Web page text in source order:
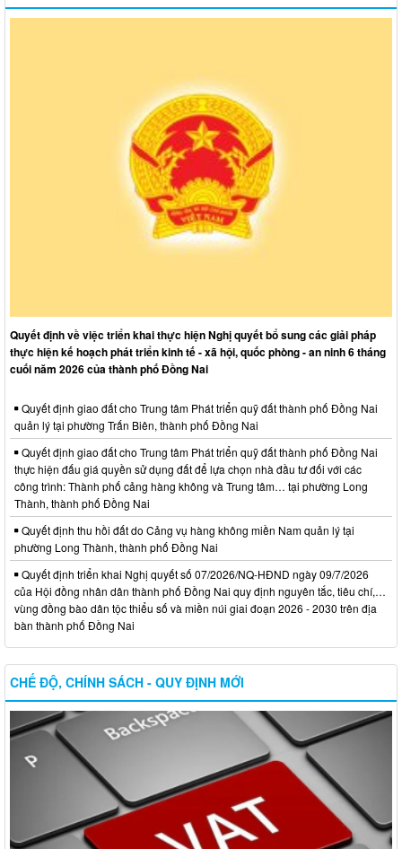
Quyết định về việc triển khai thực hiện Nghị quyết bổ sung các giải pháp
thực hiện kế hoạch phát triển kinh tế - xã hội, quốc phòng - an ninh 6 tháng
cuối năm 2026 của thành phố Đồng Nai
Quyết định giao đất cho Trung tâm Phát triển quỹ đất thành phố Đồng Nai
quản lý tại phường Trấn Biên, thành phố Đồng Nai
Quyết định giao đất cho Trung tâm Phát triển quỹ đất thành phố Đồng Nai
thực hiện đấu giá quyền sử dụng đất để lựa chọn nhà đầu tư đối với các
công trình: Thành phố cảng hàng không và Trung tâm… tại phường Long
Thành, thành phố Đồng Nai
Quyết định thu hồi đất do Cảng vụ hàng không miền Nam quản lý tại
phường Long Thành, thành phố Đồng Nai
Quyết định triển khai Nghị quyết số 07/2026/NQ-HĐND ngày 09/7/2026
của Hội đồng nhân dân thành phố Đồng Nai quy định nguyên tắc, tiêu chí,…
vùng đồng bào dân tộc thiểu số và miền núi giai đoạn 2026 - 2030 trên địa
bàn thành phố Đồng Nai
CHẾ ĐỘ, CHÍNH SÁCH - QUY ĐỊNH MỚI